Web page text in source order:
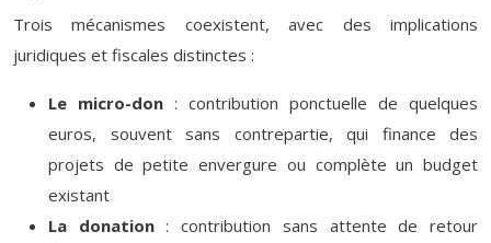
Trois mécanismes coexistent, avec des implications
juridiques et fiscales distinctes :
Le micro-don : contribution ponctuelle de quelques
euros, souvent sans contrepartie, qui finance des
projets de petite envergure ou complète un budget
existant
La donation: contribution sans attente de retour